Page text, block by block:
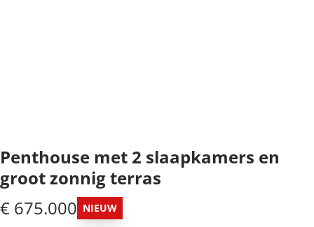
Penthouse met 2 slaapkamers en
groot zonnig terras
€ 675.000 NIEUW